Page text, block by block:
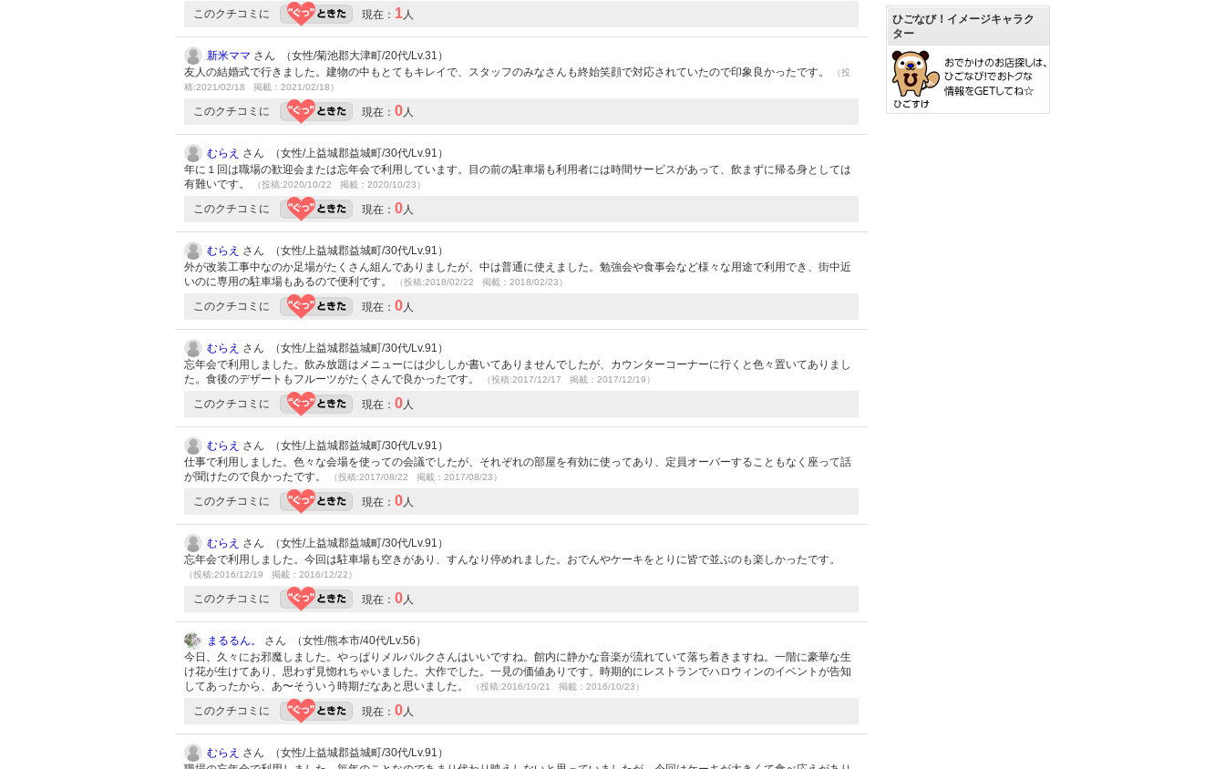
このクチコミに 現在： 1 人
新米ママ さん （女性/菊池郡大津町/20代/Lv.31）
友人の結婚式で行きました。建物の中もとてもキレイで、スタッフのみなさんも終始笑顔で対応されていたので印象良かったです。
（投
稿:2021/02/18 掲載：2021/02/18）
このクチコミに 現在： 0 人
むらえ さん （女性/上益城郡益城町/30代/Lv.91）
年に１回は職場の歓迎会または忘年会で利用しています。目の前の駐車場も利用者には時間サービスがあって、飲まずに帰る身としては
有難いです。
（投稿:2020/10/22 掲載：2020/10/23）
このクチコミに 現在： 0 人
むらえ さん （女性/上益城郡益城町/30代/Lv.91）
外が改装工事中なのか足場がたくさん組んでありましたが、中は普通に使えました。勉強会や食事会など様々な用途で利用でき、街中近
いのに専用の駐車場もあるので便利です。
（投稿:2018/02/22 掲載：2018/02/23）
このクチコミに 現在： 0 人
むらえ さん （女性/上益城郡益城町/30代/Lv.91）
忘年会で利用しました。飲み放題はメニューには少ししか書いてありませんでしたが、カウンターコーナーに行くと色々置いてありまし
た。食後のデザートもフルーツがたくさんで良かったです。
（投稿:2017/12/17 掲載：2017/12/19）
このクチコミに 現在： 0 人
むらえ さん （女性/上益城郡益城町/30代/Lv.91）
仕事で利用しました。色々な会場を使っての会議でしたが、それぞれの部屋を有効に使ってあり、定員オーバーすることもなく座って話
が聞けたので良かったです。
（投稿:2017/08/22 掲載：2017/08/23）
このクチコミに 現在： 0 人
むらえ さん （女性/上益城郡益城町/30代/Lv.91）
忘年会で利用しました。今回は駐車場も空きがあり、すんなり停めれました。おでんやケーキをとりに皆で並ぶのも楽しかったです。
（投稿:2016/12/19 掲載：2016/12/22）
このクチコミに 現在： 0 人
まるるん。
さん （女性/熊本市/40代/Lv.56）
今日、久々にお邪魔しました。やっぱりメルパルクさんはいいですね。館内に静かな音楽が流れていて落ち着きますね。一階に豪華な生
け花が生けてあり、思わず見惚れちゃいました。大作でした。一見の価値ありです。時期的にレストランでハロウィンのイベントが告知
してあったから、あ〜そういう時期だなあと思いました。
（投稿:2016/10/21 掲載：2016/10/23）
このクチコミに 現在： 0 人
むらえ さん （女性/上益城郡益城町/30代/Lv.91）
ひごなび！イメージキャラク
ター